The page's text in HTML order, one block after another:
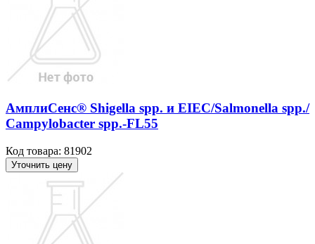
АмплиСенс® Shigella spp. и EIEC/Salmonella spp./
Campylobacter spp.-FL55
Код товара: 81902
Уточнить цену